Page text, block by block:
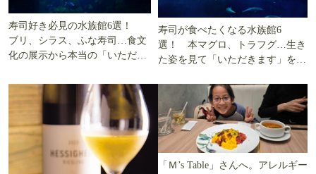
寿司好き必見の水族館6選！
ブリ、シラス、ふな寿司…食文
化の展示から本当の「いただき
寿司が食べたくなる水族館6
選！ 本マグロ、トラフグ…生き
た姿を見て「いただきます」を考
「Ｍ’s Table」さんへ。アレルギー